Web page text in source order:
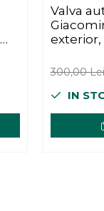
Valva
300,00
IN